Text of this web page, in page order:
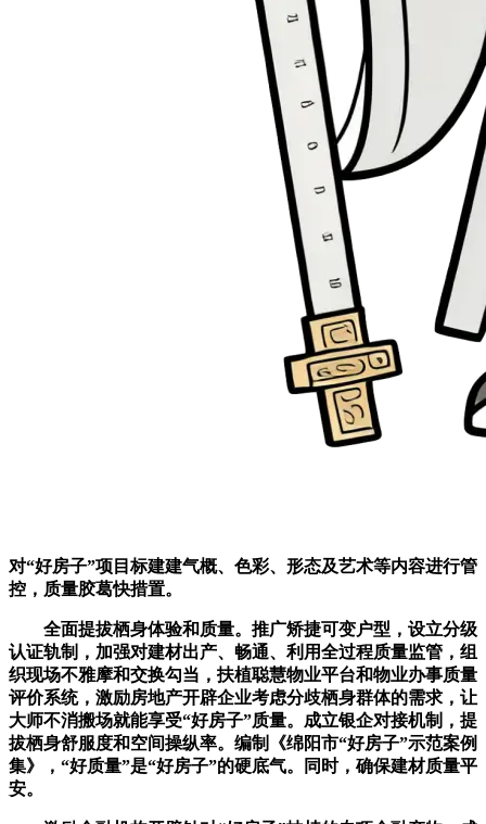
对“好房子”项目标建建气概、色彩、形态及艺术等内容进行管
控，质量胶葛快措置。
全面提拔栖身体验和质量。推广矫捷可变户型，设立分级
认证轨制，加强对建材出产、畅通、利用全过程质量监管，组
织现场不雅摩和交换勾当，扶植聪慧物业平台和物业办事质量
评价系统，激励房地产开辟企业考虑分歧栖身群体的需求，让
大师不消搬场就能享受“好房子”质量。成立银企对接机制，提
拔栖身舒服度和空间操纵率。编制《绵阳市“好房子”示范案例
集》，“好质量”是“好房子”的硬底气。同时，确保建材质量平
安。